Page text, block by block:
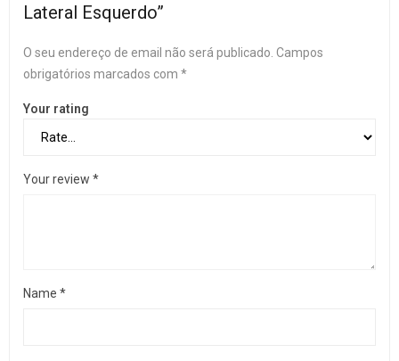
Lateral Esquerdo”
O seu endereço de email não será publicado. Campos
obrigatórios marcados com *
Your rating
Your review *
Name *